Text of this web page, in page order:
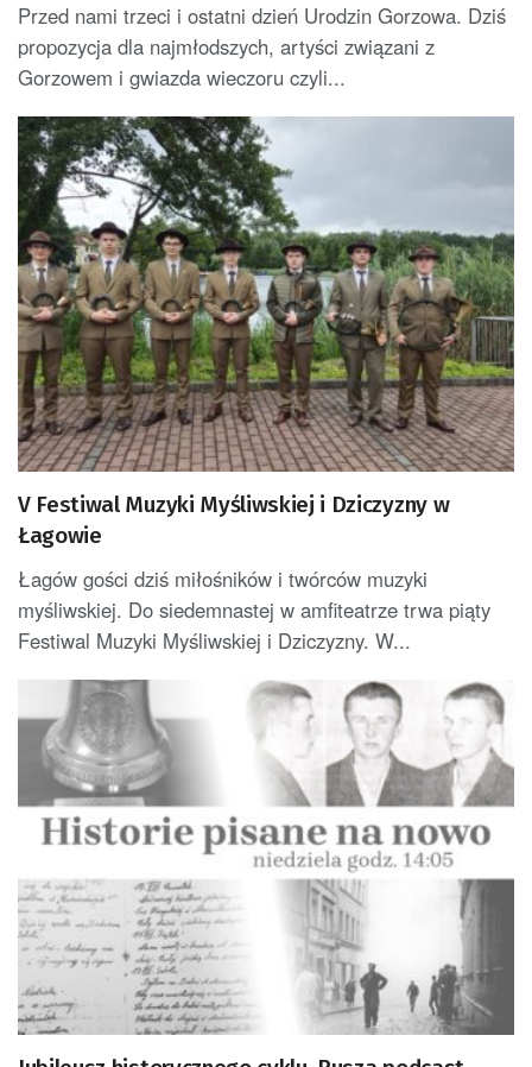
Przed nami trzeci i ostatni dzień Urodzin Gorzowa. Dziś
propozycja dla najmłodszych, artyści związani z
Gorzowem i gwiazda wieczoru czyli...
V Festiwal Muzyki Myśliwskiej i Dziczyzny w
Łagowie
Łagów gości dziś miłośników i twórców muzyki
myśliwskiej. Do siedemnastej w amfiteatrze trwa piąty
Festiwal Muzyki Myśliwskiej i Dziczyzny. W...